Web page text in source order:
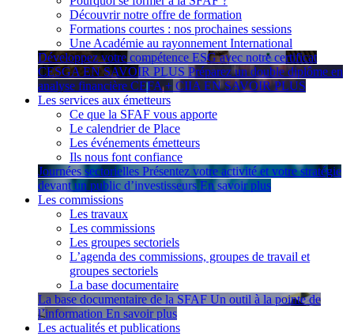
Découvrir notre offre de formation
Formations courtes : nos prochaines sessions
Une Académie au rayonnement International
Développez votre compétence ESG avec notre certificat
CESGA EN SAVOIR PLUS Préparez un double diplôme en
analyse financière CEFA + CIIA EN SAVOIR PLUS
Les services aux émetteurs
Ce que la SFAF vous apporte
Le calendrier de Place
Les événements émetteurs
Ils nous font confiance
Journées sectorielles Présentez votre activité et votre stratégie
devant un public d’investisseurs En savoir plus
Les commissions
Les travaux
Les commissions
Les groupes sectoriels
L’agenda des commissions, groupes de travail et
groupes sectoriels
La base documentaire
La base documentaire de la SFAF Un outil à la pointe de
l’information En savoir plus
Les actualités et publications